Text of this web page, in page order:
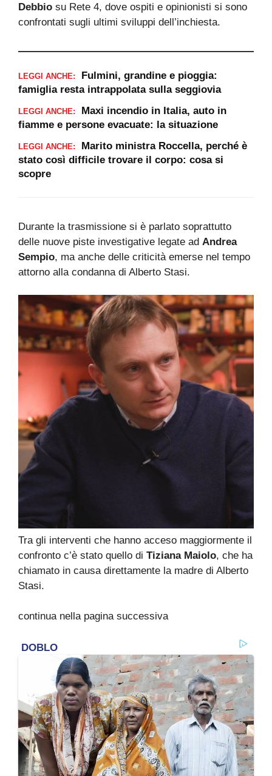
Debbio su Rete 4, dove ospiti e opinionisti si sono
confrontati sugli ultimi sviluppi dell’inchiesta.
LEGGI ANCHE:
Fulmini, grandine e pioggia:
famiglia resta intrappolata sulla seggiovia
LEGGI ANCHE:
Maxi incendio in Italia, auto in
fiamme e persone evacuate: la situazione
LEGGI ANCHE:
Marito ministra Roccella, perché è
stato così difficile trovare il corpo: cosa si
scopre
Durante la trasmissione si è parlato soprattutto
delle nuove piste investigative legate ad Andrea
Sempio, ma anche delle criticità emerse nel tempo
attorno alla condanna di Alberto Stasi.
Tra gli interventi che hanno acceso maggiormente il
confronto c’è stato quello di Tiziana Maiolo, che ha
chiamato in causa direttamente la madre di Alberto
Stasi.
continua nella pagina successiva